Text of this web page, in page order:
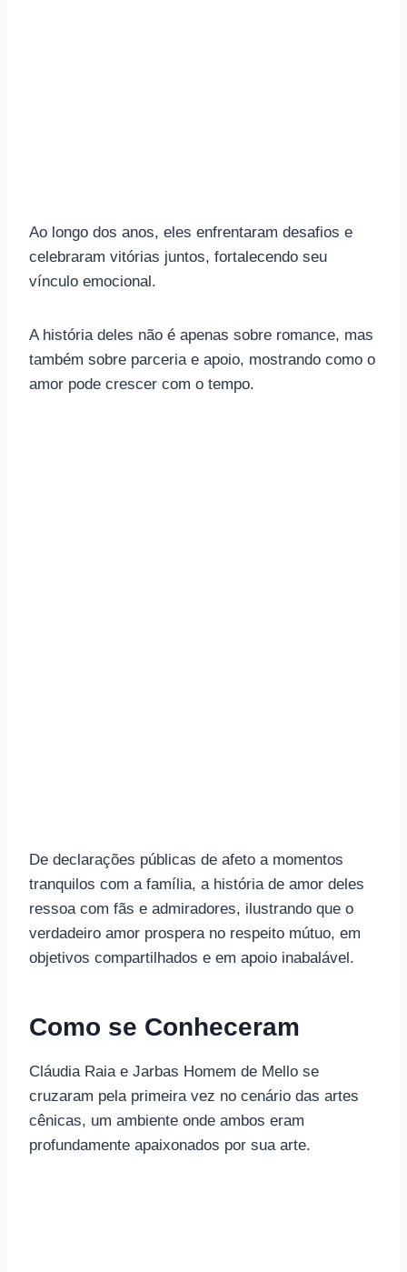
Ao longo dos anos, eles enfrentaram desafios e
celebraram vitórias juntos, fortalecendo seu
vínculo emocional.
A história deles não é apenas sobre romance, mas
também sobre parceria e apoio, mostrando como o
amor pode crescer com o tempo.
De declarações públicas de afeto a momentos
tranquilos com a família, a história de amor deles
ressoa com fãs e admiradores, ilustrando que o
verdadeiro amor prospera no respeito mútuo, em
objetivos compartilhados e em apoio inabalável.
Como se Conheceram
Cláudia Raia e Jarbas Homem de Mello se
cruzaram pela primeira vez no cenário das artes
cênicas, um ambiente onde ambos eram
profundamente apaixonados por sua arte.